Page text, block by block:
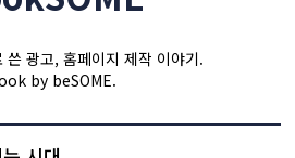
쓴 광고, 홈페이지 제작 이야기.
by beSOME.